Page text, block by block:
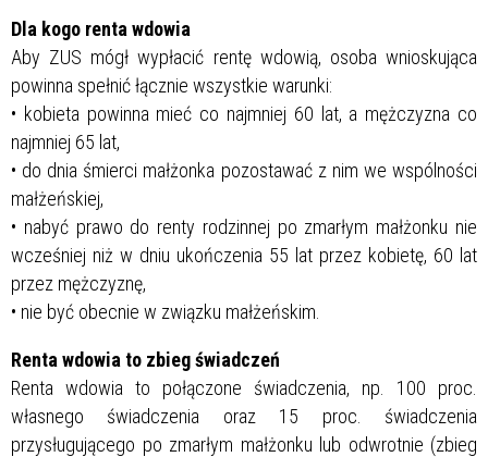
Dla kogo renta wdowia
Aby ZUS mógł wypłacić rentę wdowią, osoba wnioskująca
powinna spełnić łącznie wszystkie warunki:
• kobieta powinna mieć co najmniej 60 lat, a mężczyzna co
najmniej 65 lat,
• do dnia śmierci małżonka pozostawać z nim we wspólności
małżeńskiej,
• nabyć prawo do renty rodzinnej po zmarłym małżonku nie
wcześniej niż w dniu ukończenia 55 lat przez kobietę, 60 lat
przez mężczyznę,
• nie być obecnie w związku małżeńskim.
Renta wdowia to zbieg świadczeń
Renta wdowia to połączone świadczenia, np. 100 proc.
własnego świadczenia oraz 15 proc. świadczenia
przysługującego po zmarłym małżonku lub odwrotnie (zbieg